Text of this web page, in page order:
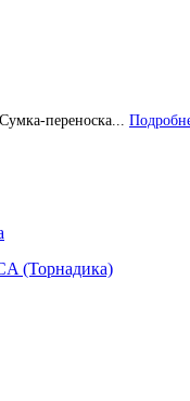
переноска...
(Торнадика)